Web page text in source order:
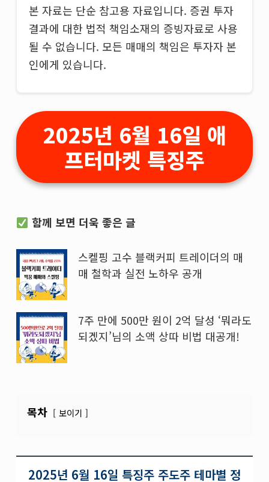
본 자료는 단순 참고용 자료입니다. 증권 투자
결과에 대한 법적 책임소재의 증빙자료로 사용
될 수 없습니다. 모든 매매의 책임은 투자자 본
인에게 있습니다.
2025년 6월 16일 애
프터마켓 특징주
함께 보면 더욱 좋은 글
스켈핑 고수 블랙커피 트레이더의 매
매 철학과 실전 노하우 공개
7주 만에 500만 원이 2억 달성 ‘뭐라도
되겠지’님의 소액 상따 비법 대공개!
목차 보이기
2025년 6월 16일 특징주 주도주 테마별 정